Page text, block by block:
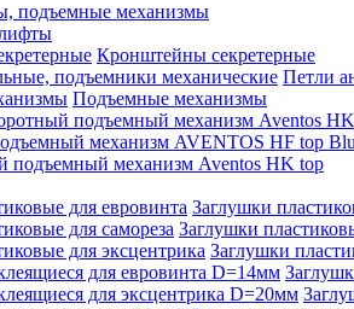
подъемные механизмы
Кронштейны секретерные
Петли
Подъемные механизмы
подъемный механизм Aventos
механизм AVENTOS HF top
подъемный механизм Aventos HK top
Заглушки
Заглушки
Заглушки